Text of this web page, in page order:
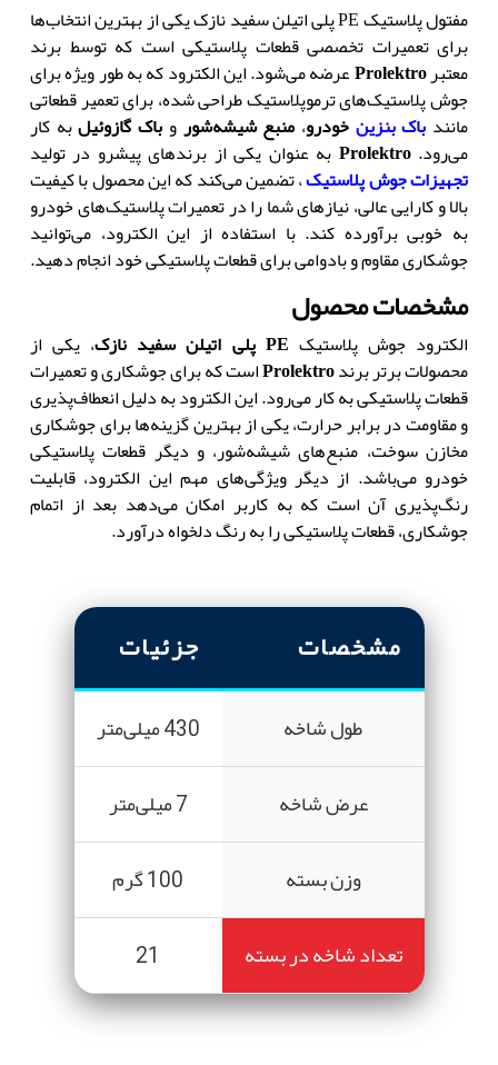
مفتول پلاستیک PE پلی اتیلن سفید نازک یکی از بهترین انتخاب‌ها
برای تعمیرات تخصصی قطعات پلاستیکی است که توسط برند
معتبرProlektroعرضه می‌شود. این الکترود که به طور ویژه برای
جوش پلاستیک‌های ترموپلاستیک طراحی شده، برای تعمیر قطعاتی
مانند باک بنزینخودرو، منبع شیشه‌شوروباک گازوئیلبه کار
می‌رود.Prolektro به عنوان یکی از برندهای پیشرو در تولید
تجهیزات جوش پلاستیک، تضمین می‌کند که این محصول با کیفیت
بالا و کارایی عالی، نیازهای شما را در تعمیرات پلاستیک‌های خودرو
به خوبی برآورده کند. با استفاده از این الکترود، می‌توانید
جوشکاری مقاوم و بادوامی برای قطعات پلاستیکی خود انجام دهید.
مشخصات محصول
الکترود جوش پلاستیک PE پلی اتیلن سفید نازک ، یکی از
محصولات برتر برندProlektroاست که برای جوشکاری و تعمیرات
قطعات پلاستیکی به کار می‌رود. این الکترود به دلیل انعطاف‌پذیری
و مقاومت در برابر حرارت، یکی از بهترین گزینه‌ها برای جوشکاری
مخازن سوخت، منبع‌های شیشه‌شور، و دیگر قطعات پلاستیکی
خودرو می‌باشد. از دیگر ویژگی‌های مهم این الکترود، قابلیت
رنگ‌پذیری آن است که به کاربر امکان می‌دهد بعد از اتمام
جوشکاری، قطعات پلاستیکی را به رنگ دلخواه درآورد.
مشخصات جزئیات
طول شاخه
430 میلی‌متر
عرض شاخه
7 میلی‌متر
وزن بسته
100 گرم
تعداد شاخه در بسته
21